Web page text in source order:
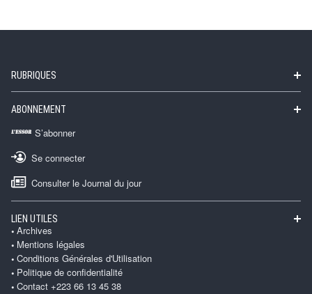
RUBRIQUES
ABONNEMENT
S’abonner
Se connecter
Consulter le Journal du jour
LIEN UTILES
Archives
Mentions légales
Conditions Générales d'Utilisation
Politique de confidentialité
Contact +223 66 13 45 38